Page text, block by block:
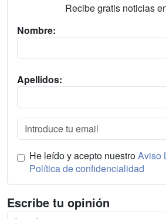
Recibe gratis noticias
Nombre:
Apellidos:
He leído y acepto nuestroAviso
Política de confidencialidad
Escribe tu opinión